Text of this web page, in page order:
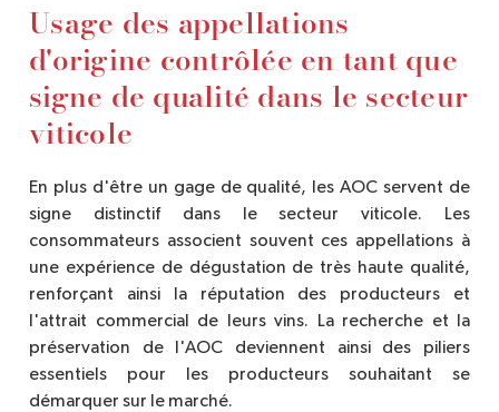
Usage des appellations
d'origine contrôlée en tant que
signe de qualité dans le secteur
viticole
En plus d'être un gage de qualité, les AOC servent de
signe distinctif dans le secteur viticole. Les
consommateurs associent souvent ces appellations à
une expérience de dégustation de très haute qualité,
renforçant ainsi la réputation des producteurs et
l'attrait commercial de leurs vins. La recherche et la
préservation de l'AOC deviennent ainsi des piliers
essentiels pour les producteurs souhaitant se
démarquer sur le marché.